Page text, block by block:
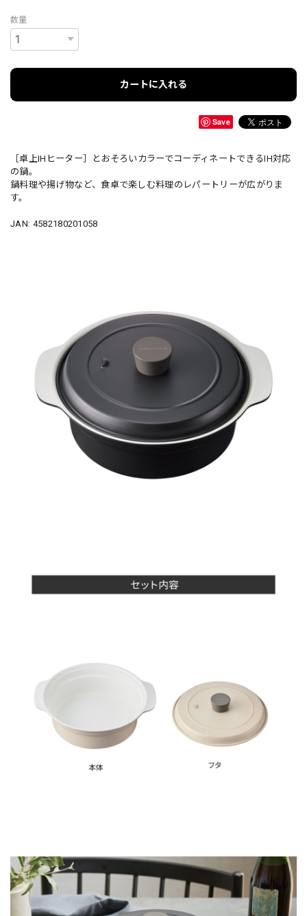
数量
カートに入れる
Save
［卓上IHヒーター］とおそろいカラーでコーディネートできるIH対応
の鍋。
鍋料理や揚げ物など、食卓で楽しむ料理のレパートリーが広がりま
す。
JAN: 4582180201058